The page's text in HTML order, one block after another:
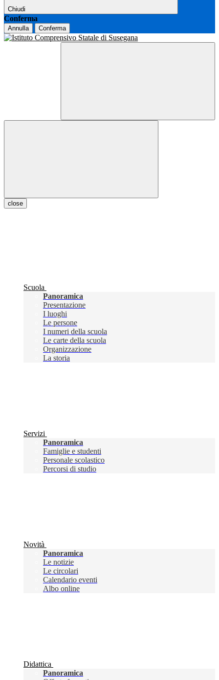
Chiudi
Conferma
Annulla Conferma
close
Scuola
Panoramica
Presentazione
I luoghi
Le persone
I numeri della scuola
Le carte della scuola
Organizzazione
La storia
Servizi
Panoramica
Famiglie e studenti
Personale scolastico
Percorsi di studio
Novità
Panoramica
Le notizie
Le circolari
Calendario eventi
Albo online
Didattica
Panoramica